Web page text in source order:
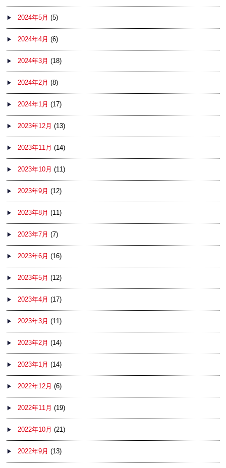
2024年5月 (5)
2024年4月 (6)
2024年3月 (18)
2024年2月 (8)
2024年1月 (17)
2023年12月 (13)
2023年11月 (14)
2023年10月 (11)
2023年9月 (12)
2023年8月 (11)
2023年7月 (7)
2023年6月 (16)
2023年5月 (12)
2023年4月 (17)
2023年3月 (11)
2023年2月 (14)
2023年1月 (14)
2022年12月 (6)
2022年11月 (19)
2022年10月 (21)
2022年9月 (13)